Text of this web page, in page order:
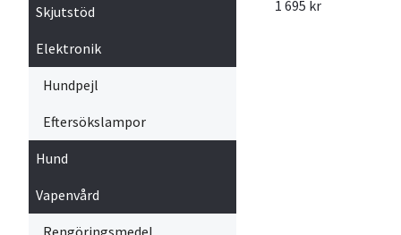
Skjutstöd
Elektronik
Hundpejl
Eftersökslampor
Hund
Vapenvård
Rengöringsmedel
1 695 kr